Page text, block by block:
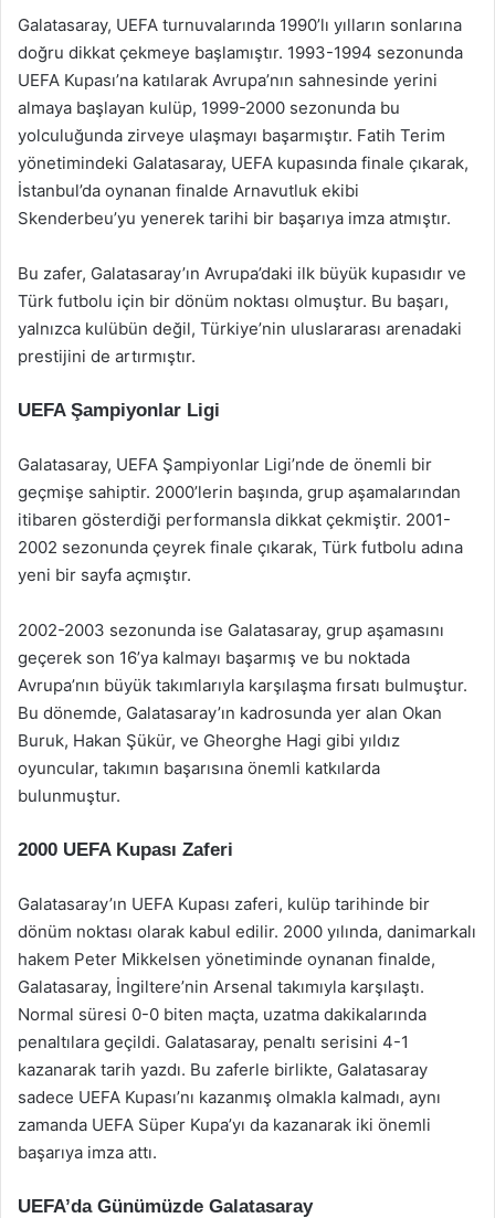
Galatasaray, UEFA turnuvalarında 1990’lı yılların sonlarına
doğru dikkat çekmeye başlamıştır. 1993-1994 sezonunda
UEFA Kupası’na katılarak Avrupa’nın sahnesinde yerini
almaya başlayan kulüp, 1999-2000 sezonunda bu
yolculuğunda zirveye ulaşmayı başarmıştır. Fatih Terim
yönetimindeki Galatasaray, UEFA kupasında finale çıkarak,
İstanbul’da oynanan finalde Arnavutluk ekibi
Skenderbeu’yu yenerek tarihi bir başarıya imza atmıştır.
Bu zafer, Galatasaray’ın Avrupa’daki ilk büyük kupasıdır ve
Türk futbolu için bir dönüm noktası olmuştur. Bu başarı,
yalnızca kulübün değil, Türkiye’nin uluslararası arenadaki
prestijini de artırmıştır.
UEFA Şampiyonlar Ligi
Galatasaray, UEFA Şampiyonlar Ligi’nde de önemli bir
geçmişe sahiptir. 2000’lerin başında, grup aşamalarından
itibaren gösterdiği performansla dikkat çekmiştir. 2001-
2002 sezonunda çeyrek finale çıkarak, Türk futbolu adına
yeni bir sayfa açmıştır.
2002-2003 sezonunda ise Galatasaray, grup aşamasını
geçerek son 16’ya kalmayı başarmış ve bu noktada
Avrupa’nın büyük takımlarıyla karşılaşma fırsatı bulmuştur.
Bu dönemde, Galatasaray’ın kadrosunda yer alan Okan
Buruk, Hakan Şükür, ve Gheorghe Hagi gibi yıldız
oyuncular, takımın başarısına önemli katkılarda
bulunmuştur.
2000 UEFA Kupası Zaferi
Galatasaray’ın UEFA Kupası zaferi, kulüp tarihinde bir
dönüm noktası olarak kabul edilir. 2000 yılında, danimarkalı
hakem Peter Mikkelsen yönetiminde oynanan finalde,
Galatasaray, İngiltere’nin Arsenal takımıyla karşılaştı.
Normal süresi 0-0 biten maçta, uzatma dakikalarında
penaltılara geçildi. Galatasaray, penaltı serisini 4-1
kazanarak tarih yazdı. Bu zaferle birlikte, Galatasaray
sadece UEFA Kupası’nı kazanmış olmakla kalmadı, aynı
zamanda UEFA Süper Kupa’yı da kazanarak iki önemli
başarıya imza attı.
UEFA’da Günümüzde Galatasaray